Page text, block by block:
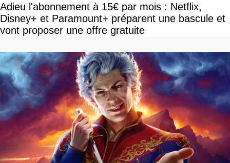
Adieu l'abonnement à 15€ par mois : Netflix,
Disney+ et Paramount+ préparent une bascule et
vont proposer une offre gratuite